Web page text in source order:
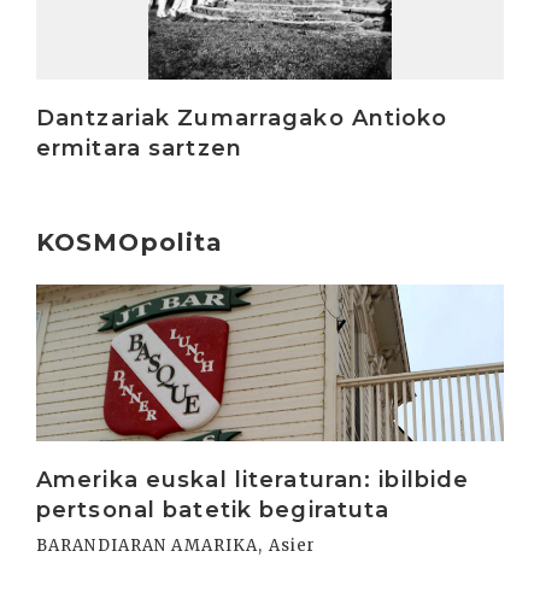
Dantzariak Zumarragako Antioko
ermitara sartzen
KOSMOpolita
Amerika euskal literaturan: ibilbide
pertsonal batetik begiratuta
BARANDIARAN AMARIKA, Asier
Irakurri